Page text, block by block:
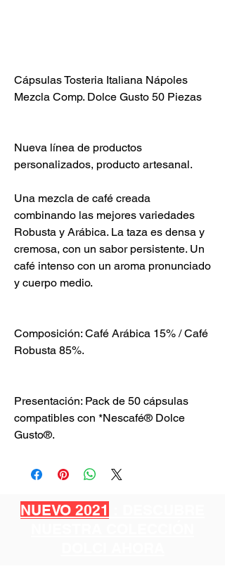
Cápsulas Tosteria Italiana Nápoles
Mezcla Comp. Dolce Gusto 50 Piezas
Nueva línea de productos
personalizados, producto artesanal.
Una mezcla de café creada
combinando las mejores variedades
Robusta y Arábica. La taza es densa y
cremosa, con un sabor persistente. Un
café intenso con un aroma pronunciado
y cuerpo medio.
Composición: Café Arábica 15% / Café
Robusta 85%.
Presentación: Pack de 50 cápsulas
compatibles con *Nescafé® Dolce
Gusto®.
NUEVO 2021